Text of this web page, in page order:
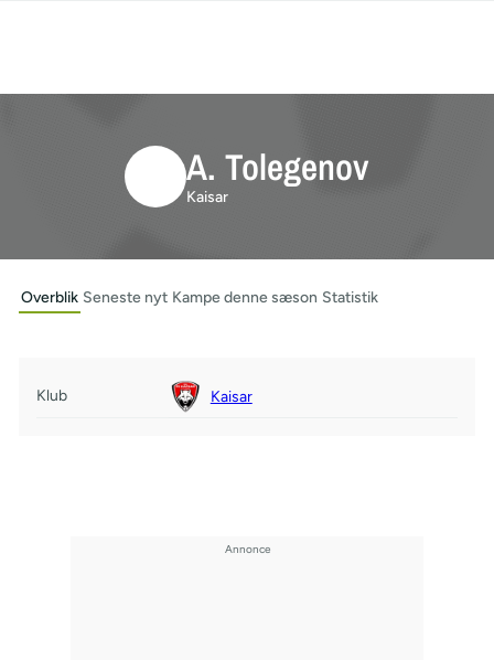
A. Tolegenov
Kaisar
Overblik Seneste nyt Kampe denne sæson Statistik
Klub Kaisar